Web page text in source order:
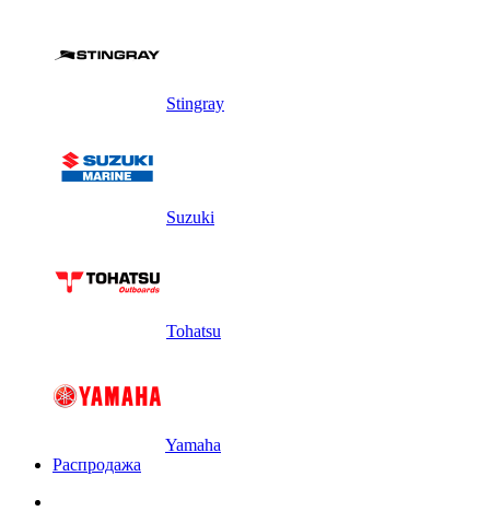
Stingray
Suzuki
Tohatsu
Yamaha
Распродажа